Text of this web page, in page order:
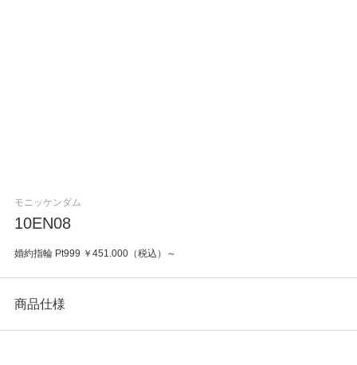
モニッケンダム
10EN08
婚約指輪 Pt999 ￥451.000（税込）～
商品仕様